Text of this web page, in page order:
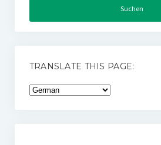
TRANSLATE THIS PAGE: